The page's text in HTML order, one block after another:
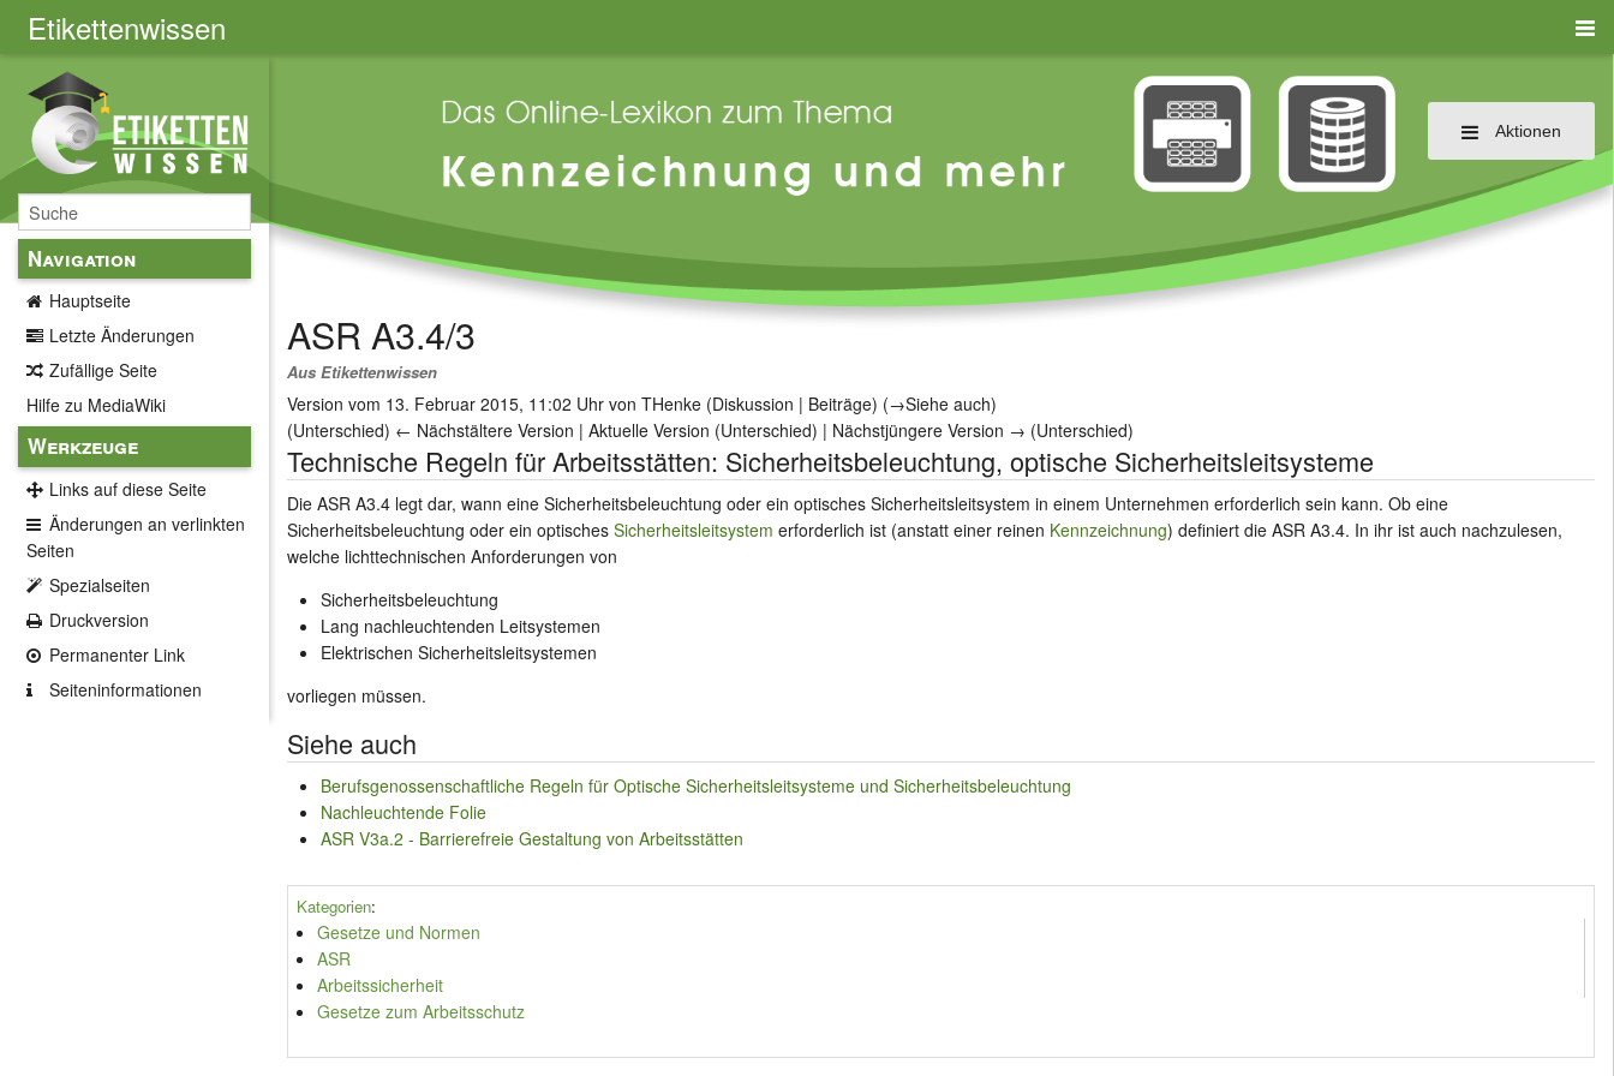
Etikettenwissen
Navigation
Hauptseite
Letzte Änderungen
Zufällige Seite
Hilfe zu MediaWiki
Werkzeuge
Links auf diese Seite
Änderungen an verlinkten
Seiten
Spezialseiten
Druckversion
Permanenter Link
Seiten­informationen
Aktionen
ASR A3.4/3
Aus Etikettenwissen
Version vom 13. Februar 2015, 11:02 Uhr vonTHenke (Diskussion | Beiträge) (→‎Siehe auch)
(Unterschied) ← Nächstältere Version | Aktuelle Version (Unterschied) | Nächstjüngere Version → (Unterschied)
Technische Regeln für Arbeitsstätten: Sicherheitsbeleuchtung, optische Sicherheitsleitsysteme
Die ASR A3.4 legt dar, wann eine Sicherheitsbeleuchtung oder ein optisches Sicherheitsleitsystem in einem Unternehmen erforderlich sein kann. Ob eine
Sicherheitsbeleuchtung oder ein optischesSicherheitsleitsystem erforderlich ist (anstatt einer reinen Kennzeichnung) definiert die ASR A3.4. In ihr ist auch nachzulesen,
welche lichttechnischen Anforderungen von
Sicherheitsbeleuchtung
Lang nachleuchtenden Leitsystemen
Elektrischen Sicherheitsleitsystemen
vorliegen müssen.
Siehe auch
Berufsgenossenschaftliche Regeln für Optische Sicherheitsleitsysteme und Sicherheitsbeleuchtung
Nachleuchtende Folie
ASR V3a.2 - Barrierefreie Gestaltung von Arbeitsstätten
Kategorien:
Gesetze und Normen
ASR
Arbeitssicherheit
Gesetze zum Arbeitsschutz